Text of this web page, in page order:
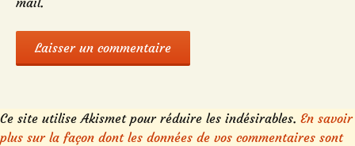
Ce site utilise Akismet pour réduire les indésirables. En savoir
plus sur la façon dont les données de vos commentaires sont